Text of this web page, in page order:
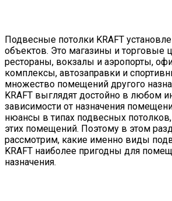
Подвесные потолки KRAFT
объектов. Это магазины и торговые
рестораны, вокзалы и аэропорты,
комплексы, автозаправки и
множество помещений другого
KRAFT выглядят достойно в любом
зависимости от назначения
нюансы в типах подвесных
этих помещений. Поэтому в этом
рассмотрим, какие именно виды
KRAFT наиболее пригодны для
назначения.